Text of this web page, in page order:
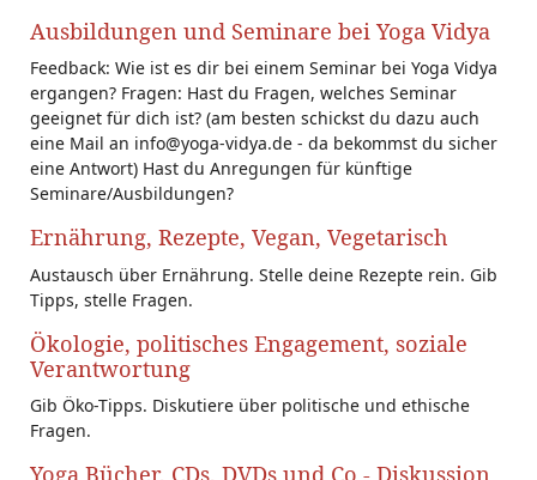
Ausbildungen und Seminare bei Yoga Vidya
Feedback: Wie ist es dir bei einem Seminar bei Yoga Vidya
ergangen? Fragen: Hast du Fragen, welches Seminar
geeignet für dich ist? (am besten schickst du dazu auch
eine Mail an info@yoga-vidya.de - da bekommst du sicher
eine Antwort) Hast du Anregungen für künftige
Seminare/Ausbildungen?
Ernährung, Rezepte, Vegan, Vegetarisch
Austausch über Ernährung. Stelle deine Rezepte rein. Gib
Tipps, stelle Fragen.
Ökologie, politisches Engagement, soziale
Verantwortung
Gib Öko-Tipps. Diskutiere über politische und ethische
Fragen.